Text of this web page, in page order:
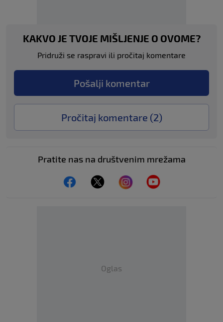
KAKVO JE TVOJE MIŠLJENJE O OVOME?
Pridruži se raspravi ili pročitaj komentare
Pošalji komentar
Pročitaj komentare (2)
Pratite nas na društvenim mrežama
Oglas